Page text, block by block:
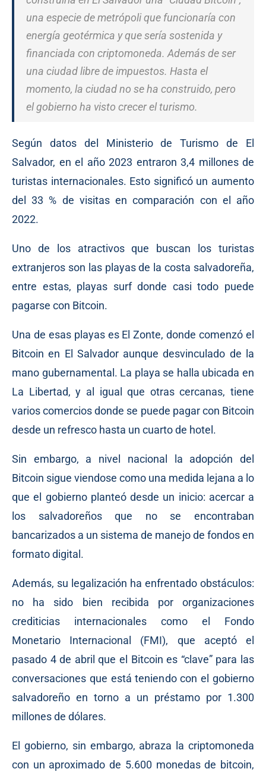
una especie de metrópoli que funcionaría con
energía geotérmica y que sería sostenida y
financiada con criptomoneda. Además de ser
una ciudad libre de impuestos. Hasta el
momento, la ciudad no se ha construido, pero
el gobierno ha visto crecer el turismo.
Según datos del Ministerio de Turismo de El
Salvador, en el año 2023 entraron 3,4 millones de
turistas internacionales. Esto significó un aumento
del 33 % de visitas en comparación con el año
2022.
Uno de los atractivos que buscan los turistas
extranjeros son las playas de la costa salvadoreña,
entre estas, playas surf donde casi todo puede
pagarse con Bitcoin.
Una de esas playas es El Zonte, donde comenzó el
Bitcoin en El Salvador aunque desvinculado de la
mano gubernamental. La playa se halla ubicada en
La Libertad, y al igual que otras cercanas, tiene
varios comercios donde se puede pagar con Bitcoin
desde un refresco hasta un cuarto de hotel.
Sin embargo, a nivel nacional la adopción del
Bitcoin sigue viendose como una medida lejana a lo
que el gobierno planteó desde un inicio: acercar a
los salvadoreños que no se encontraban
bancarizados a un sistema de manejo de fondos en
formato digital.
Además, su legalización ha enfrentado obstáculos:
no ha sido bien recibida por organizaciones
crediticias internacionales como el Fondo
Monetario Internacional (FMI), que aceptó el
pasado 4 de abril que el Bitcoin es “clave” para las
conversaciones que está teniendo con el gobierno
salvadoreño en torno a un préstamo por 1.300
millones de dólares.
El gobierno, sin embargo, abraza la criptomoneda
con un aproximado de 5.600 monedas de bitcoin,